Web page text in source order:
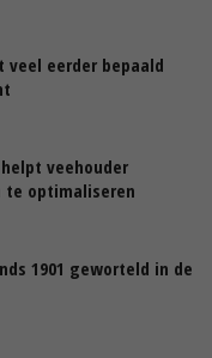
veel eerder bepaald
veehouder
te optimaliseren
1901 geworteld in de